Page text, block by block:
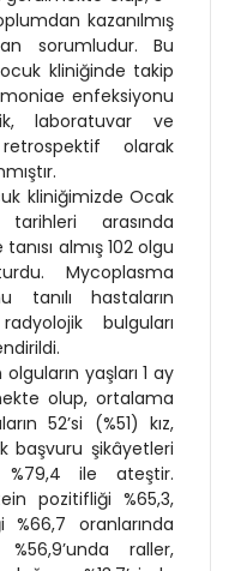
kazanılmış
sorumludur. Bu
kliniğinde takip
enfeksiyonu
laboratuvar ve
olarak
kliniğimizde Ocak
arasında
almış 102 olgu
Mycoplasma
tanılı hastaların
bulguları
yaşları 1 ay
olup, ortalama
52’si (%51) kız,
başvuru şikâyetleri
ile ateştir.
pozitifliği %65,3,
%66,7 oranlarında
%56,9’unda raller,